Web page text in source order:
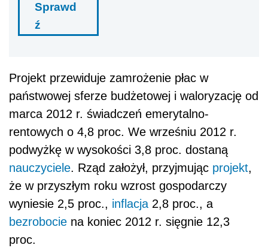
Sprawd
ź
Projekt przewiduje zamrożenie płac w
państwowej sferze budżetowej i waloryzację od
marca 2012 r. świadczeń emerytalno-
rentowych o 4,8 proc. We wrześniu 2012 r.
podwyżkę w wysokości 3,8 proc. dostaną
nauczyciele. Rząd założył, przyjmując projekt,
że w przyszłym roku wzrost gospodarczy
wyniesie 2,5 proc., inflacja2,8 proc., a
bezrobocie na koniec 2012 r. sięgnie 12,3
proc.